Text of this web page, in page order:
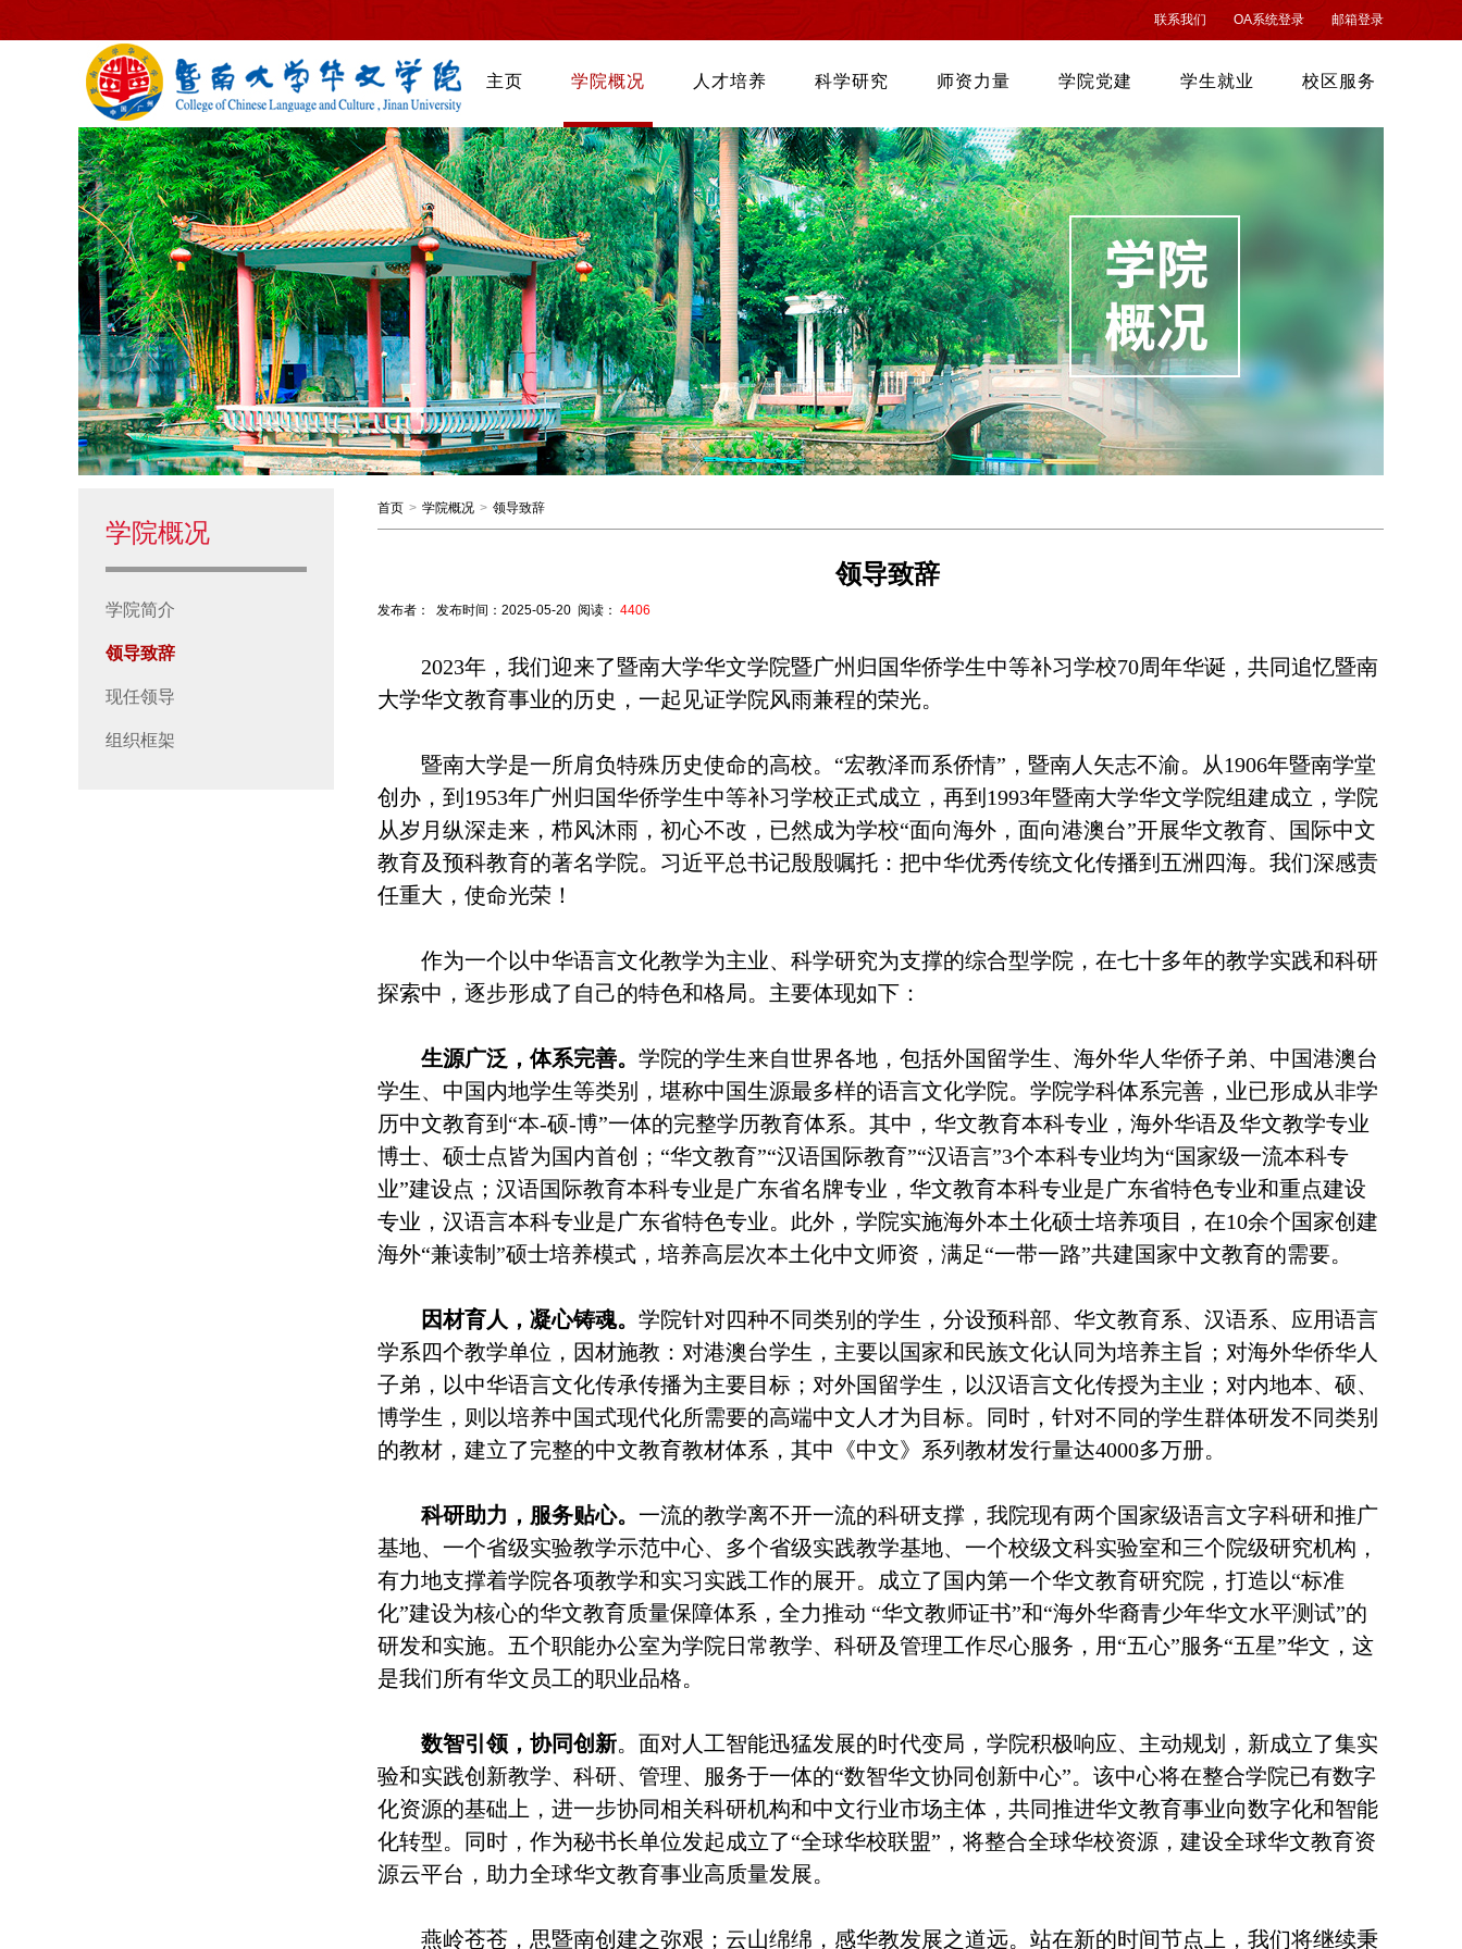
联系我们 OA系统登录 邮箱登录
主页 学院概况 人才培养 科学研究 师资力量 学院党建 学生就业 校区服务
学院概况
学院简介
领导致辞
现任领导
组织框架
首页 > 学院概况 > 领导致辞
领导致辞
发布者： 发布时间： 2025-05-20 阅读： 4406
2023年，我们迎来了暨南大学华文学院暨广州归国华侨学生中等补习学校70周年华诞，共同追忆暨南
大学华文教育事业的历史，一起见证学院风雨兼程的荣光。
暨南大学是一所肩负特殊历史使命的高校。 “宏教泽而系侨情”，暨南人矢志不渝。从1906年暨南学堂
创办，到1953年广州归国华侨学生中等补习学校正式成立，再到1993年暨南大学华文学院组建成立，学院
从岁月纵深走来，栉风沐雨，初心不改，已然成为学校“面向海外，面向港澳台”开展华文教育、国际中文
教育及预科教育的著名学院。习近平总书记殷殷嘱托：把中华优秀传统文化传播到五洲四海。我们深感责
任重大，使命光荣！
作为一个以中华语言文化教学为主业、科学研究为支撑的综合型学院，在七十多年的教学实践和科研
探索中，逐步形成了自己的特色和格局。主要体现如下：
生源广泛，体系完善。 学院的学生来自世界各地，包括外国留学生、海外华人华侨子弟、中国港澳台
学生、中国内地学生等类别，堪称中国生源最多样的语言文化学院。学院学科体系完善，业已形成从非学
历中文教育到 “本-硕-博”一体的完整学历教育体系。其中，华文教育本科专业，海外华语及华文教学专业
博士、硕士点皆为国内首创；“华文教育”“汉语国际教育”“汉语言”3个本科专业均为“国家级一流本科专
业”建设点；汉语国际教育本科专业是广东省名牌专业，华文教育本科专业是广东省特色专业和重点建设
专业，汉语言本科专业是广东省特色专业。此外，学院实施海外本土化硕士培养项目，在10余个国家创建
海外“兼读制”硕士培养模式，培养高层次本土化中文师资，满足“一带一路”共建国家中文教育的需要。
因材育人，凝心铸魂。 学院针对四种不同类别的学生，分设预科部、华文教育系、汉语系、应用语言
学系四个教学单位，因材施教：对港澳台学生，主要以国家和民族文化认同为培养主旨；对海外华侨华人
子弟，以中华语言文化传承传播为主要目标；对外国留学生，以汉语言文化传授为主业；对内地本、硕、
博学生，则以培养中国式现代化所需要的高端中文人才为目标。同时，针对不同的学生群体研发不同类别
的教材，建立了完整的中文教育教材体系，其中《中文》系列教材发行量达4000多万册。
科研助力，服务贴心。 一流的教学离不开一流的科研支撑，我院现有两个国家级语言文字科研和推广
基地、一个省级实验教学示范中心、多个省级实践教学基地、一个校级文科实验室和三个院级研究机构，
有力地支撑着学院各项教学和实习实践工作的展开。成立了国内第一个华文教育研究院，打造以“标准
化”建设为核心的华文教育质量保障体系，全力推动 “华文教师证书”和“海外华裔青少年华文水平测试”的
研发和实施。五个职能办公室为学院日常教学、科研及管理工作尽心服务，用“五心”服务“五星”华文，这
是我们所有华文员工的职业品格。
数智引领，协同创新。面对人工智能迅猛发展的时代变局，学院积极响应、主动规划，新成立了集实
验和实践创新教学、科研、管理、服务于一体的“数智华文协同创新中心”。该中心将在整合学院已有数字
化资源的基础上，进一步协同相关科研机构和中文行业市场主体，共同推进华文教育事业向数字化和智能
化转型。同时，作为秘书长单位发起成立了“全球华校联盟”，将整合全球华校资源，建设全球华文教育资
源云平台，助力全球华文教育事业高质量发展。
燕岭苍苍，思暨南创建之弥艰；云山绵绵，感华教发展之道远。站在新的时间节点上，我们将继续秉